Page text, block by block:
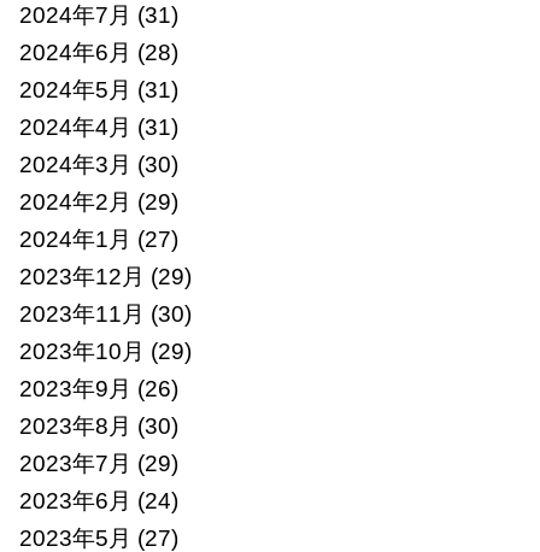
2024年7月 (31)
2024年6月 (28)
2024年5月 (31)
2024年4月 (31)
2024年3月 (30)
2024年2月 (29)
2024年1月 (27)
2023年12月 (29)
2023年11月 (30)
2023年10月 (29)
2023年9月 (26)
2023年8月 (30)
2023年7月 (29)
2023年6月 (24)
2023年5月 (27)